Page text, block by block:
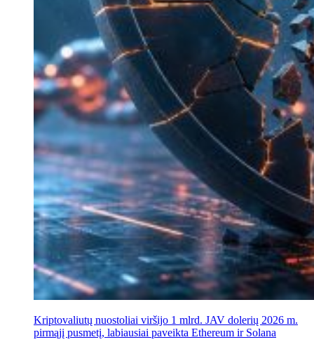
Kriptovaliutų nuostoliai viršijo 1 mlrd. JAV dolerių 2026 m.
pirmąjį pusmetį, labiausiai paveikta Ethereum ir Solana